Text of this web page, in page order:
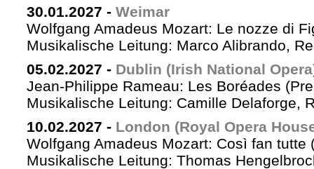
30.01.2027 - Weimar
Wolfgang Amadeus Mozart: Le nozze di
Musikalische Leitung: Marco Alibrando,
05.02.2027 - Dublin (Irish National
Jean-Philippe Rameau: Les Boréades
Musikalische Leitung: Camille Delaforge,
10.02.2027 - London (Royal Opera
Wolfgang Amadeus Mozart: Così fan tutte
Musikalische Leitung: Thomas